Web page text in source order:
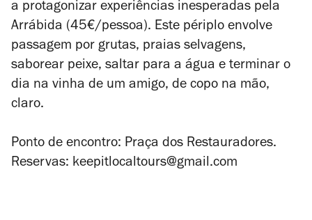
a protagonizar experiências inesperadas pela
Arrábida (45€/pessoa). Este périplo envolve
passagem por grutas, praias selvagens,
saborear peixe, saltar para a água e terminar o
dia na vinha de um amigo, de copo na mão,
claro.
Ponto de encontro: Praça dos Restauradores.
Reservas: keepitlocaltours@gmail.com